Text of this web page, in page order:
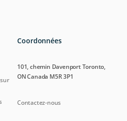
Coordonnées
101, chemin Davenport Toronto,
ON Canada M5R 3P1
Contactez-nous